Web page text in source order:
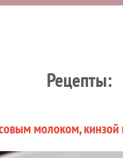
Рецепты:
молоком,